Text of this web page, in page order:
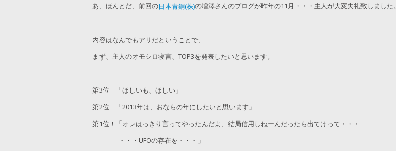
あ、ほんとだ、前回の日本青銅(株)の増澤さんのブログが昨年の11月・・・主人が大変失礼致しました。
内容はなんでもアリだということで、
まず、主人のオモシロ寝言、TOP3を発表したいと思います。
第3位 「ほしいも、ほしい」
第2位 「2013年は、おならの年にしたいと思います」
第1位！「オレはっきり言ってやったんだよ、結局信用しねーんだったら出てけって・・・
・・・UFOの存在を・・・」